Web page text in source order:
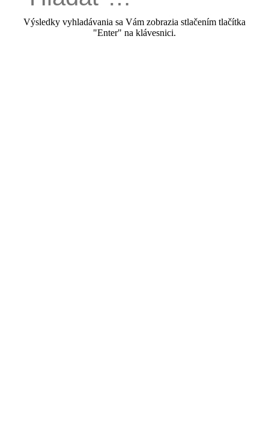
Výsledky vyhladávania sa Vám zobrazia stlačením tlačítka
"Enter" na klávesnici.